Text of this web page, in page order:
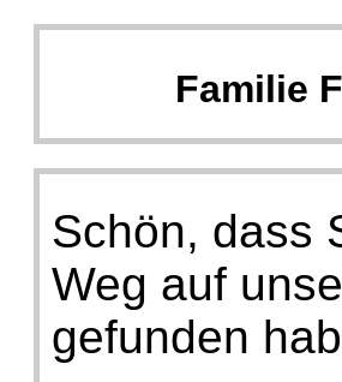
Familie
Schön, dass
Weg auf
gefunden